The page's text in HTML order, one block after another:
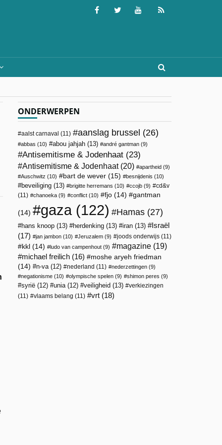
ONDERWERPEN
aalst carnaval (11) aanslag brussel (26)
abbas (10) abou jahjah (13) andré gantman (9)
Antisemitisme & Jodenhaat (23)
Antisemitisme & Jodenhaat(20) apartheid (9)
Auschwitz (10) bart de wever (15) besnijdenis (10)
beveiliging (13) brigitte herremans (10) ccojb (9)
cd&v
(11)
chanoeka (9) conflict (10) fjo (14) gantman
(14) gaza(122) Hamas (27)
hans knoop (13) herdenking (13) iran (13)
Israël
(17)
jan jambon (10) Jeruzalem (9) joods onderwijs (11)
kkl (14) ludo van campenhout (9) magazine (19)
michael freilich (16)
moshe aryeh friedman
(14)
n-va(12) nederland (11) nederzettingen (9)
negationisme (10) olympische spelen (9) shimon peres (9)
syrië (12) unia(12) veiligheid (13)
verkiezingen
(11)
vlaams belang (11) vrt (18)